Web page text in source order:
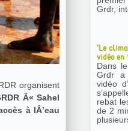
organisent
Â« Sahel
à lÂ’eau
Grdr,
’Le
vidéo
Dans
Grdr a
vidéo
rebat les cartes’.
de 2